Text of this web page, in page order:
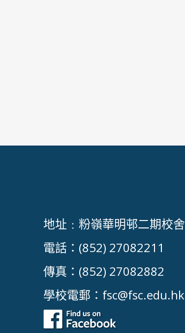
地址﹕粉嶺華明邨二期校舍
電話：(852) 27082211
傳真：(852) 27082882
學校電郵： fsc@fsc.edu.hk